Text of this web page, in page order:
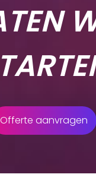
Offerte aanvragen